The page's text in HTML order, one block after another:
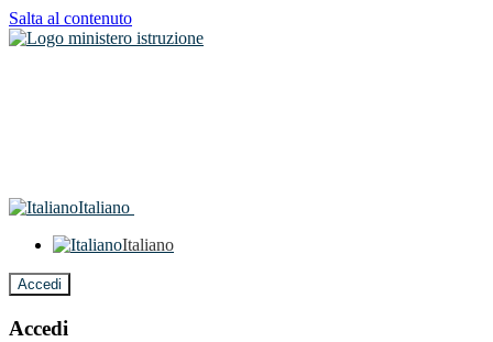
Salta al contenuto
Italiano
Italiano
Accedi
Accedi